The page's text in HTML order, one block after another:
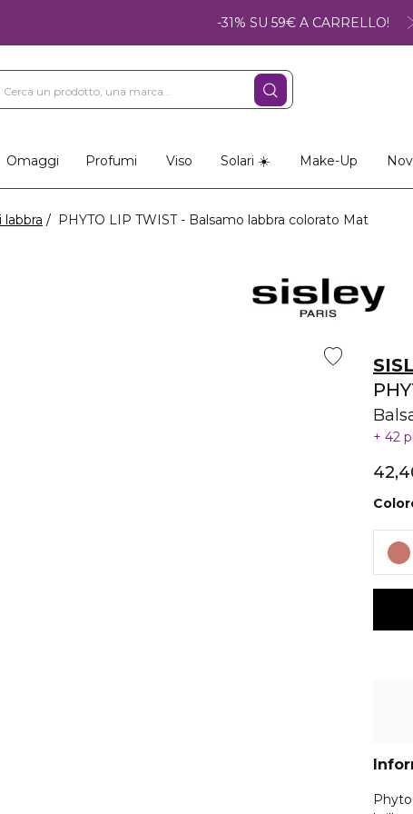
-31% SU 59€ A CARRELLO!
Omaggi Profumi Viso Solari ☀️ Make-Up
PHYTO LIP TWIST - Balsamo labbra colorato Mat
42